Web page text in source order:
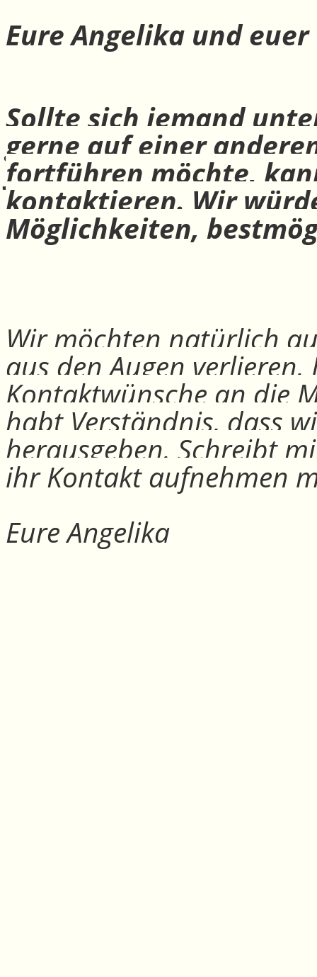
Eure Angelika und
Sollte sich jemand
gerne auf einer
fortführen möchte,
kontaktieren. Wir
Möglichkeiten,
Wir möchten natürlich
aus den Augen
Kontaktwünsche an die
habt Verständnis, dass
herausgeben. Schreibt
ihr Kontakt aufnehmen
Eure Angelika